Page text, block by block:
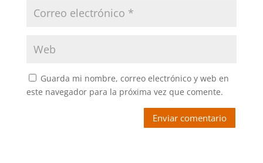
Guarda mi nombre, correo electrónico y web en
este navegador para la próxima vez que comente.
Enviar comentario